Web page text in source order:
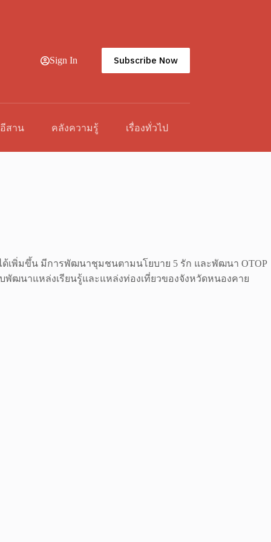
Sign In Subscribe Now
สาน คลังความรู้ เรื่องทั่วไป
ด้เพิ่มขึ้น มีการพัฒนาชุมชนตามนโยบาย 5 รัก และพัฒนา OTOP
พัฒนาแหล่งเรียนรู้และแหล่งท่องเที่ยวของจังหวัดหนองคาย